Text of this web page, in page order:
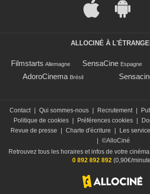
ALLOCINÉ À
Filmstarts Allemagne SensaCine Espagne
AdoroCinema Brésil
Contact Qui sommes-nous Recrutement
Politique de cookies
Préférences cookies
Revue de presse
Charte d'écriture Les
©AlloCiné
Retrouvez tous les horaires et infos de votre
0 892 892 892(0,90€/